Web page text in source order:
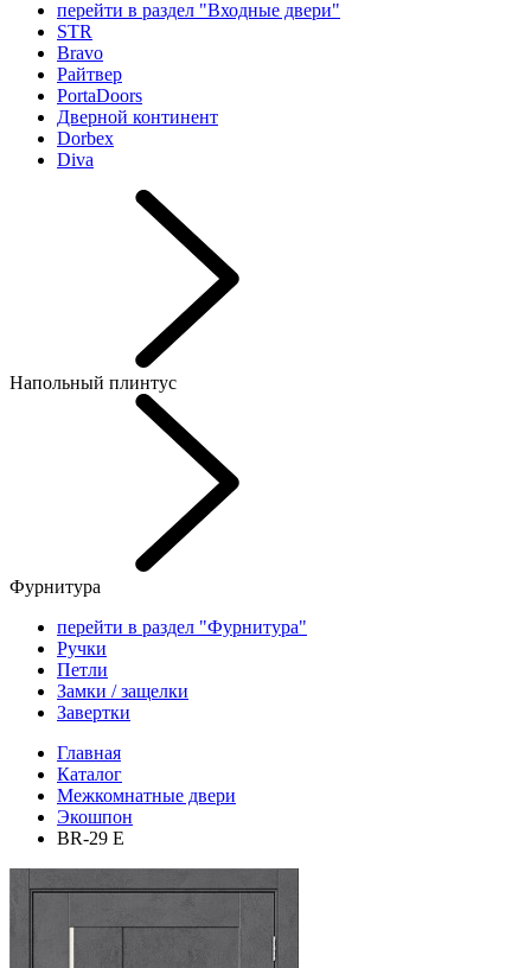
перейти в раздел "Входные двери"
STR
Bravo
Райтвер
PortaDoors
Дверной континент
Dorbex
Diva
Напольный плинтус
Фурнитура
перейти в раздел "Фурнитура"
Ручки
Петли
Замки / защелки
Завертки
Главная
Каталог
Межкомнатные двери
Экошпон
BR-29 E